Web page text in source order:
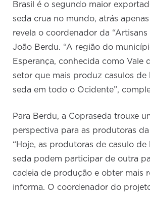
Brasil é o segundo maior
seda crua no mundo, atrás apenas
revela o coordenador da “Artisans
João Berdu. “A região do
Esperança, conhecida como Vale
setor que mais produz casulos de
seda em todo o Ocidente”,
Para Berdu, a Copraseda trouxe
perspectiva para as produtoras da
“Hoje, as produtoras de casulo
seda podem participar de outra
cadeia de produção e obter mais
informa. O coordenador do